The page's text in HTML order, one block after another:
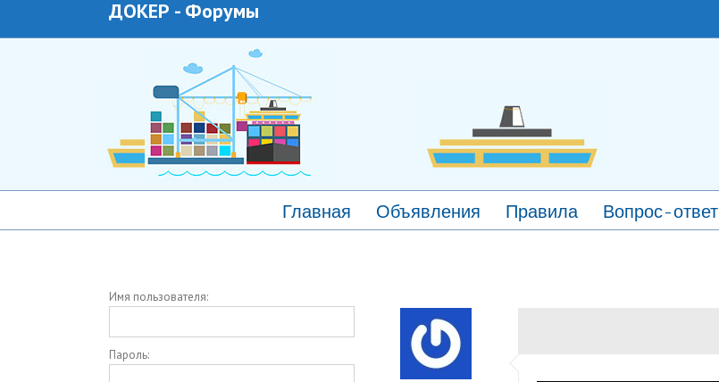
ДОКЕР - Форумы
Главная Объявления Правила Вопрос-ответ
Имя пользователя:
Пароль: